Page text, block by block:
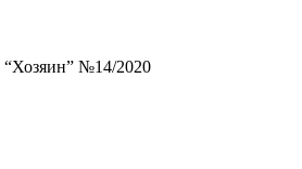
“Хозяин” №14/2020